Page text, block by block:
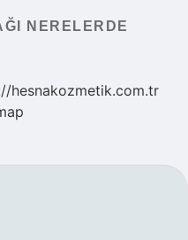
NERELERDE
hesnakozmetik.com.tr